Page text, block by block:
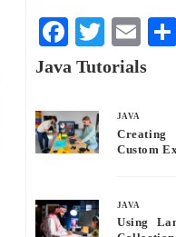
Fa
ce
ok
T
wi
E
m
Java Tutorials
JAVA
Creating
Custom
JAVA
Using